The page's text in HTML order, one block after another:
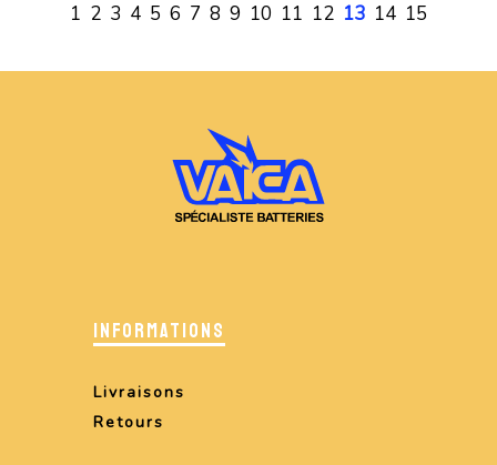
1 2 3 4 5 6 7 8 9 10 11 12 13 14 15
INFORMATIONS
Livraisons
Retours